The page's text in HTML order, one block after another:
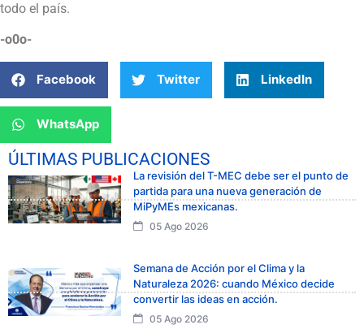
todo el país.
-o0o-
Facebook Twitter LinkedIn
WhatsApp
ÚLTIMAS PUBLICACIONES
La revisión del T-MEC debe ser el punto de
partida para una nueva generación de
MiPyMEs mexicanas.
05 Ago 2026
Semana de Acción por el Clima y la
Naturaleza 2026: cuando México decide
convertir las ideas en acción.
05 Ago 2026